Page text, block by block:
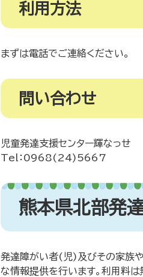
利用方法
まずは電話でご連絡ください。
問い合わせ
児童発達支援センター輝なっせ
Tel：0968(24)5667
熊本県北部発
発達障がい者(児)及びその家族
な情報提供を行います。利用料は